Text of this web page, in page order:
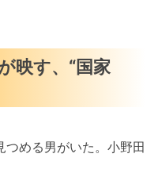
映す、“国家
める男がいた。小野田